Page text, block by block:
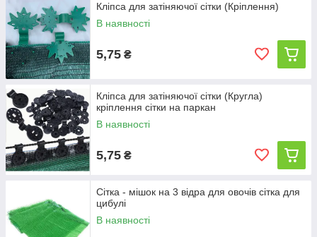
Кліпса для затіняючої сітки (Кріплення)
В наявності
5,75 ₴
Кліпса для затіняючої сітки (Кругла)
кріплення сітки на паркан
В наявності
5,75 ₴
Сітка - мішок на 3 відра для овочів сітка для
цибулі
В наявності